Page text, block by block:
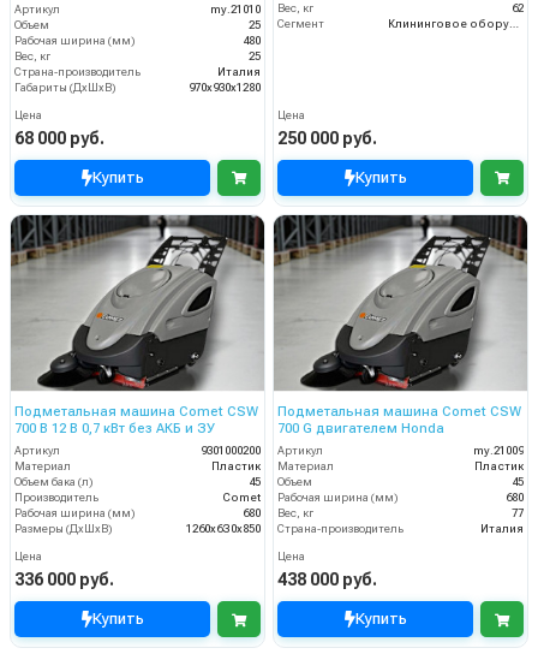
Артикул
my.21010
Объем
25
Рабочая ширина (мм)
480
Вес, кг
25
Страна-производитель
Италия
Габариты (ДхШхВ)
970x930x1280
Цена
68 000 руб.
Купить
Вес, кг
62
Сегмент
Цена
250 000 руб.
Купить
Подметальная машина Comet CSW
700 B 12 В 0,7 кВт без АКБ и ЗУ
Артикул
9301000200
Материал
Пластик
Объем бака (л)
45
Производитель
Comet
Рабочая ширина (мм)
680
Размеры (ДхШхВ)
1260х6З0х850
Цена
336 000 руб.
Купить
Подметальная машина Comet CSW
700 G двигателем Honda
Артикул
my.21009
Материал
Пластик
Объем
45
Рабочая ширина (мм)
680
Вес, кг
77
Страна-производитель
Италия
Цена
438 000 руб.
Купить